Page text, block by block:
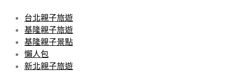
台北親子旅遊
基隆親子旅遊
基隆親子景點
懶人包
新北親子旅遊